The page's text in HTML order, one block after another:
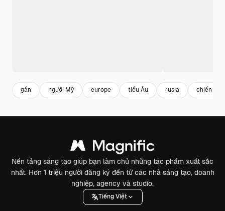
gần người Mỹ europe tiểu Âu rusia chiến
Nền tảng sáng tạo giúp bạn làm chủ những tác phẩm xuất sắc
nhất. Hơn 1 triệu người đăng ký đến từ các nhà sáng tạo, doanh
nghiệp, agency và studio.
Tiếng Việt